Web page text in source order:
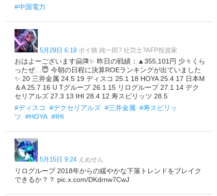
#中国電力
5月29日 6:19 ポイ積 純一郎? 社労士?AFP投資家
おはよーございます🤗🎏✨ 昨日の戦績：▲355,101円 少々くら
ったぜ…😇 今朝の日程に決算ROEランキングが出ていました
✨ 20 三井金属 24.5 19 ディスコ 25.1 18 HOYA 25.4 17 日本M
＆A 25.7 16 U Tグループ 26.1 15 リログループ 27.1 14 デク
セリアルズ 27.3 13 IHI 28.4 12 寿スピリッツ 28.5
#ディスコ
#デクセリアルズ #三井金属 #寿スピリッ
ツ #HOYA #IHI
5月15日 9:24 えぬせん
リログループ 2018年からの緩やかな下落トレンドをブレイク
できるか？？ pic.x.com/DKdrnw7CwJ